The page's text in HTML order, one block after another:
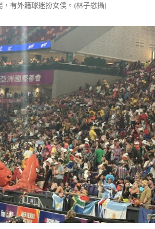
有外籍球迷扮女僕。(林子慰攝)